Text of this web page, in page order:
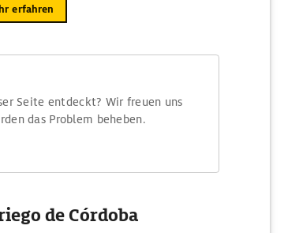
erfahren
Seite entdeckt? Wir freuen uns
das Problem beheben.
de Córdoba